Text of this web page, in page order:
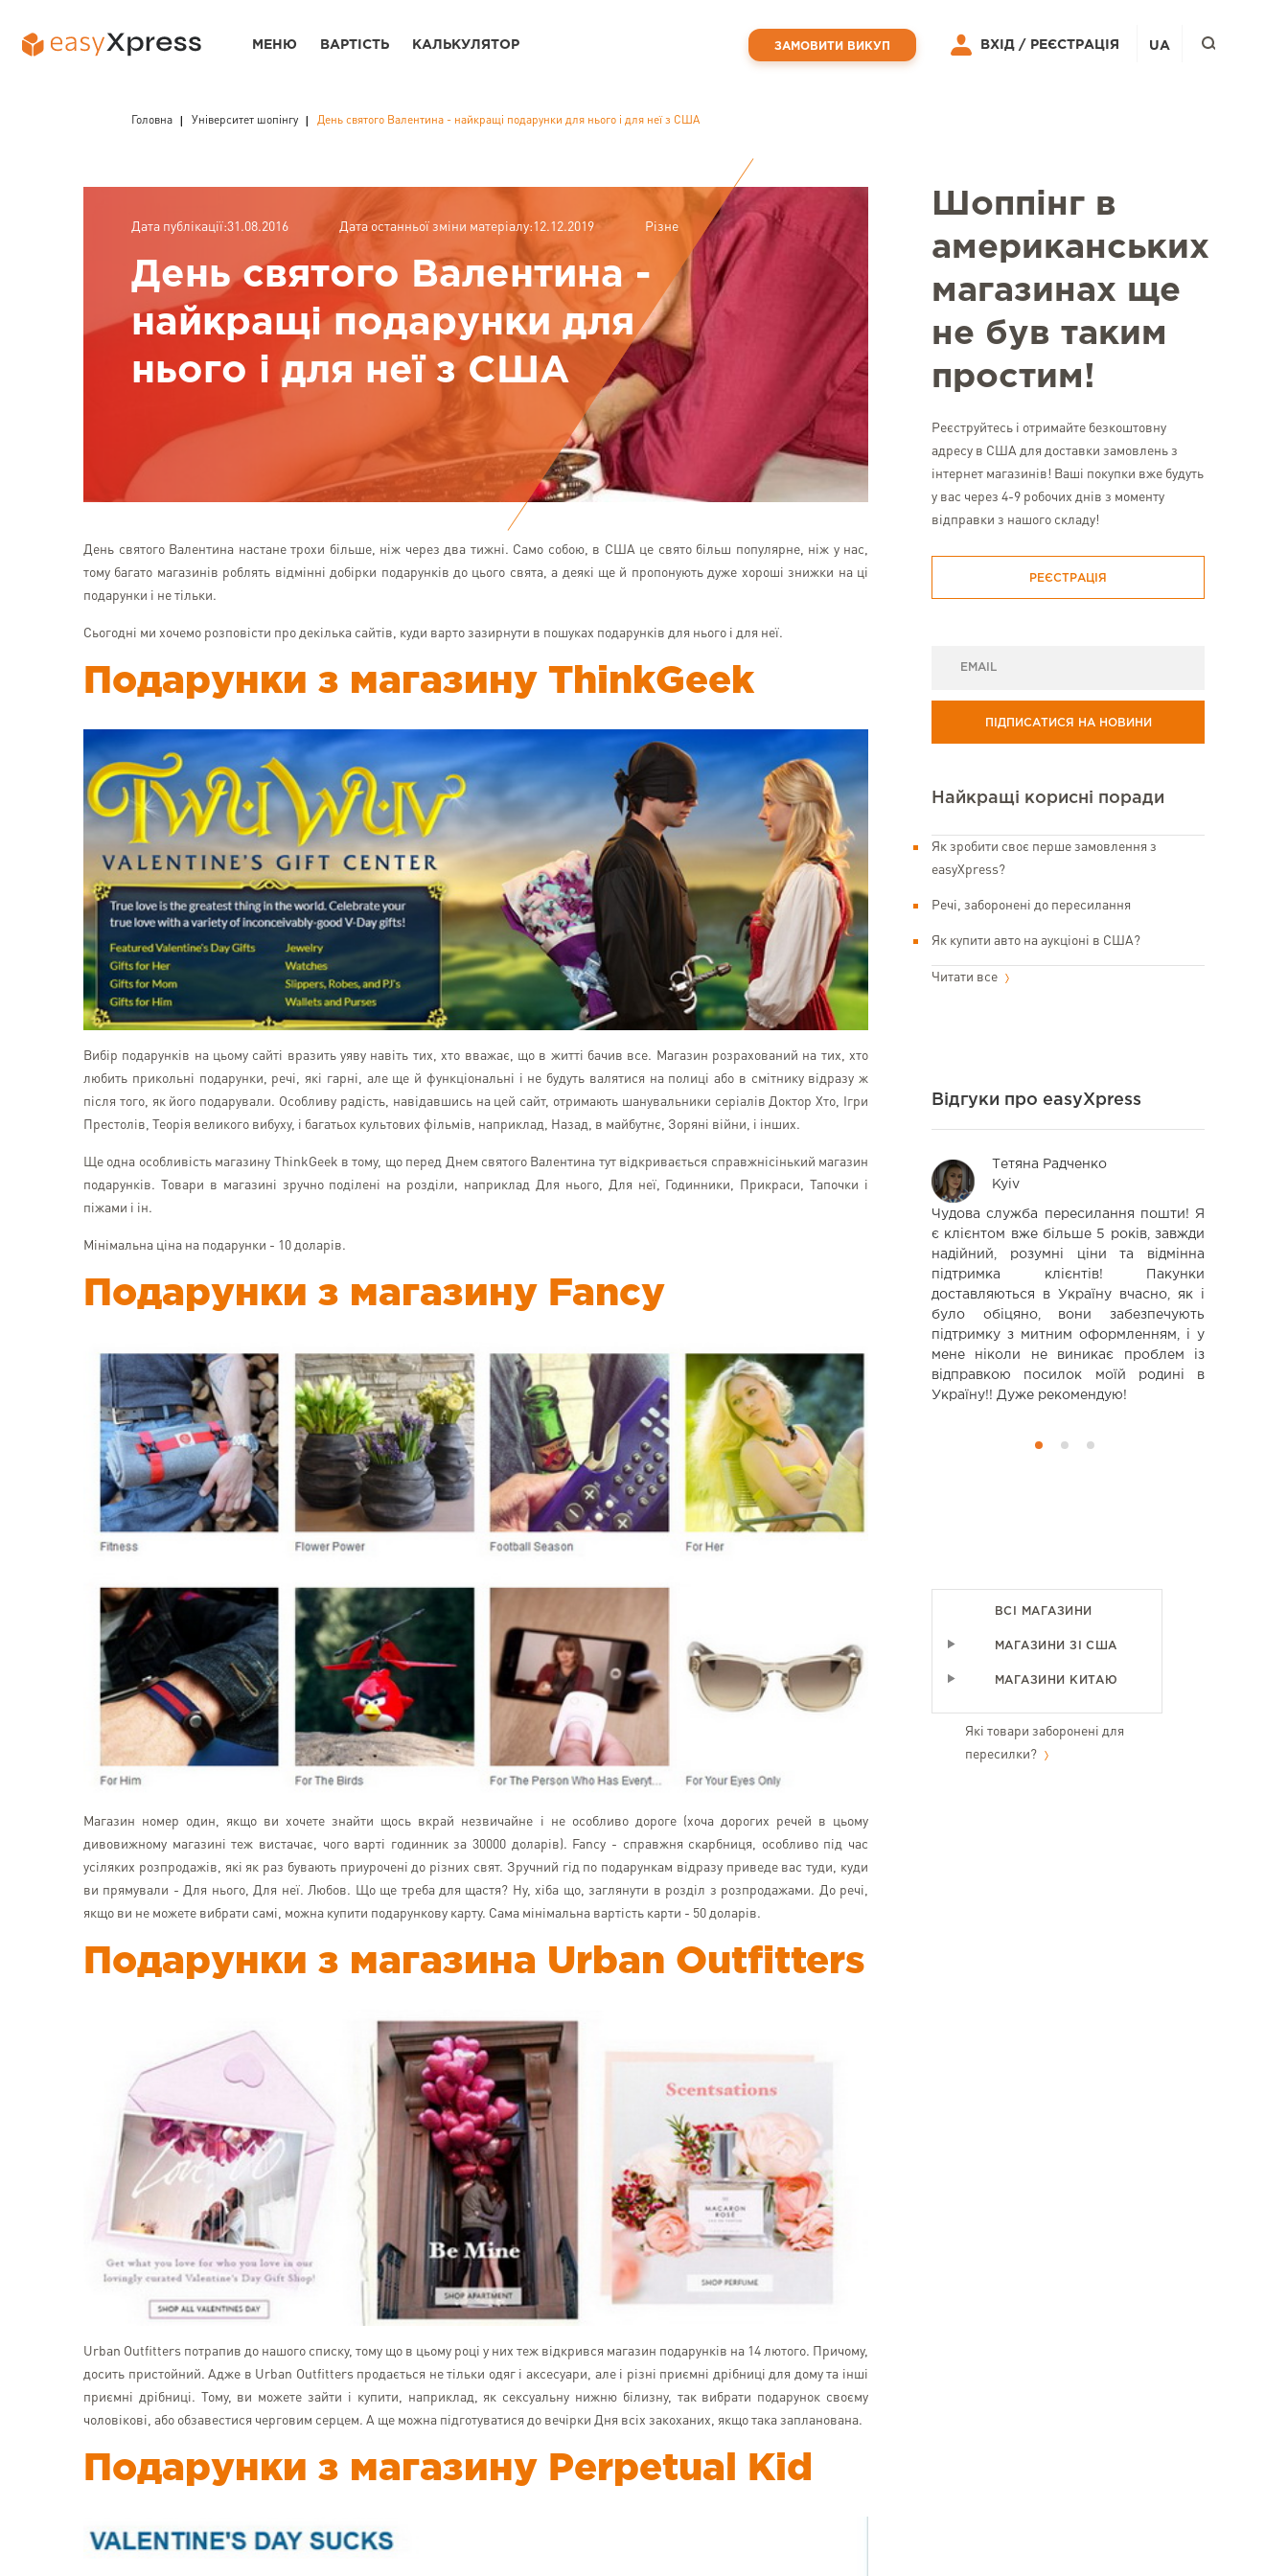
Головна Університет шопінгу День святого Валентина - найкращі подарунки для нього і для неї з США
Дата публікації:31.08.2016 Дата останньої зміни матеріалу:12.12.2019 Різне
День святого Валентина -
найкращі подарунки для
нього і для неї з США
День святого Валентина настане трохи більше, ніж через два тижні. Само собою, в США це свято більш популярне, ніж у нас,
тому багато магазинів роблять відмінні добірки подарунків до цього свята, а деякі ще й пропонують дуже хороші знижки на ці
подарунки і не тільки.
Сьогодні ми хочемо розповісти про декілька сайтів, куди варто зазирнути в пошуках подарунків для нього і для неї.
Подарунки з магазину ThinkGeek
Вибір подарунків на цьому сайті вразить уяву навіть тих, хто вважає, що в житті бачив все. Магазин розрахований на тих, хто
любить прикольні подарунки, речі, які гарні, але ще й функціональні і не будуть валятися на полиці або в смітнику відразу ж
після того, як його подарували. Особливу радість, навідавшись на цей сайт, отримають шанувальники серіалів Доктор Хто, Ігри
Престолів, Теорія великого вибуху, і багатьох культових фільмів, наприклад, Назад, в майбутнє, Зоряні війни, і інших.
Ще одна особливість магазину ThinkGeek в тому, що перед Днем святого Валентина тут відкривається справжнісінький магазин
подарунків. Товари в магазині зручно поділені на розділи, наприклад Для нього, Для неї, Годинники, Прикраси, Тапочки і
піжами і ін.
Мінімальна ціна на подарунки - 10 доларів.
Подарунки з магазину Fancy
Магазин номер один, якщо ви хочете знайти щось вкрай незвичайне і не особливо дороге (хоча дорогих речей в цьому
дивовижному магазині теж вистачає, чого варті годинник за 30000 доларів). Fancy - справжня скарбниця, особливо під час
усіляких розпродажів, які як раз бувають приурочені до різних свят. Зручний гід по подарункам відразу приведе вас туди, куди
ви прямували - Для нього, Для неї. Любов. Що ще треба для щастя? Ну, хіба що, заглянути в розділ з розпродажами. До речі,
якщо ви не можете вибрати самі, можна купити подарункову карту. Сама мінімальна вартість карти - 50 доларів.
Подарунки з магазина Urban Outfitters
Urban Outfitters потрапив до нашого списку, тому що в цьому році у них теж відкрився магазин подарунків на 14 лютого. Причому,
досить пристойний. Адже в Urban Outfitters продається не тільки одяг і аксесуари, але і різні приємні дрібниці для дому та інші
приємні дрібниці. Тому, ви можете зайти і купити, наприклад, як сексуальну нижню білизну, так вибрати подарунок своєму
чоловікові, або обзавестися черговим серцем. А ще можна підготуватися до вечірки Дня всіх закоханих, якщо така запланована.
Подарунки з магазину Perpetual Kid
Шоппінг в
американських
магазинах ще
не був таким
простим!
Реєструйтесь і отримайте безкоштовну
адресу в США для доставки замовлень з
інтернет магазинів! Ваші покупки вже будуть
у вас через 4-9 робочих днів з моменту
відправки з нашого складу!
РЕЄСТРАЦІЯ
ПІДПИСАТИСЯ НА НОВИНИ
Найкращі корисні поради
Як зробити своє перше замовлення з
easyXpress?
Речі, заборонені до пересилання
Як купити авто на аукціоні в США?
Читати все
Відгуки про easyXpress
Серый Белый
Odesa
выполнена поставка. Очень приятно,
доволен :)
Тетяна Радченко
Kyiv
Чудова служба пересилання пошти! Я
є клієнтом вже більше 5 років, завжди
надійний, розумні ціни та відмінна
підтримка клієнтів! Пакунки
доставляються в Україну вчасно, як і
було обіцяно, вони забезпечують
підтримку з митним оформленням, і у
мене ніколи не виникає проблем із
відправкою посилок моїй родині в
Україну!! Дуже рекомендую!
ВСІ МАГАЗИНИ
МАГАЗИНИ ЗІ США
МАГАЗИНИ КИТАЮ
Які товари заборонені для
пересилки?
МЕНЮ ВАРТІСТЬ КАЛЬКУЛЯТОР ЗАМОВИТИ ВИКУП ВХІД / РЕЄСТРАЦІЯ UA